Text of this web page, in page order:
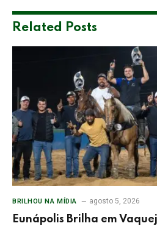
Related Posts
BRILHOU NA MÍDIA agosto 5, 2026
Eunápolis Brilha em